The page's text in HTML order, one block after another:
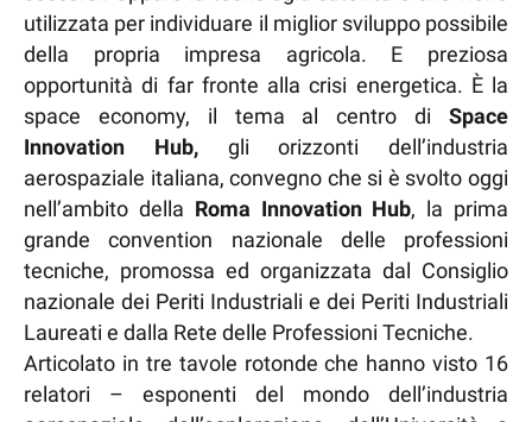
utilizzata per individuare il miglior sviluppo possibile
della propria impresa agricola. E preziosa
opportunità di far fronte alla crisi energetica. È la
space economy, il tema al centro di Space
Innovation Hub, gli orizzonti dell’industria
aerospaziale italiana, convegno che si è svolto oggi
nell’ambito della Roma Innovation Hub, la prima
grande convention nazionale delle professioni
tecniche, promossa ed organizzata dal Consiglio
nazionale dei Periti Industriali e dei Periti Industriali
Laureati e dalla Rete delle Professioni Tecniche.
Articolato in tre tavole rotonde che hanno visto 16
relatori – esponenti del mondo dell’industria